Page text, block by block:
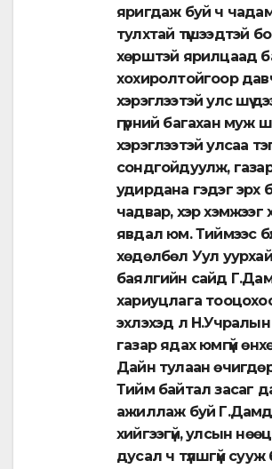
яригдаж буй ч
тулхтай түшээдтэй
хөрштэй ярилцаад
хохиролтойгоор
хэрэглээтэй улс шүү
гүрний багахан муж
хэрэглээтэй улсаа
сондгойдуулж, газар
удирдана гэдэг эрх
чадвар, хэр хэмжээг
явдал юм. Тиймээс
хөдөлбөл Уул
баялгийн сайд
хариуцлага
эхлэхэд л
газар ядах юмгүй
Дайн тулаан өчигдөр
Тийм байтал засаг
ажиллаж буй
хийгээгүй, улсын
дусал ч түлшгүй сууж